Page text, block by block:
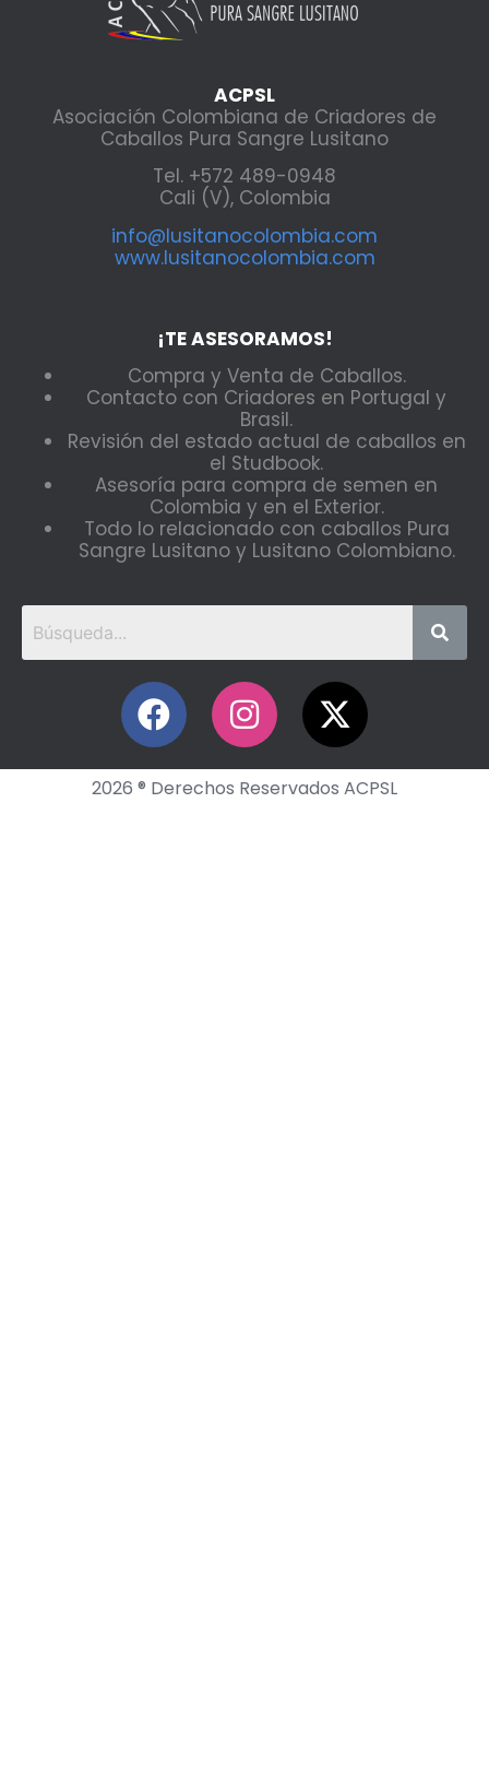
ACPSL
Asociación Colombiana de Criadores de
Caballos Pura Sangre Lusitano
Tel. +572 489-0948
Cali (V), Colombia
info@lusitanocolombia.com
www.lusitanocolombia.com
¡TE ASESORAMOS!
Compra y Venta de Caballos.
Contacto con Criadores en Portugal y
Brasil.
Revisión del estado actual de caballos en
el Studbook.
Asesoría para compra de semen en
Colombia y en el Exterior.
Todo lo relacionado con caballos Pura
Sangre Lusitano y Lusitano Colombiano.
2026 ® Derechos Reservados ACPSL